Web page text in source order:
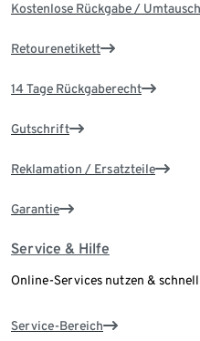
Kostenlose Rückgabe / Umtausch
Retourenetikett
14 Tage Rückgaberecht
Gutschrift
Reklamation / Ersatzteile
Garantie
Service & Hilfe
Online-Services nutzen &
Service-Bereich